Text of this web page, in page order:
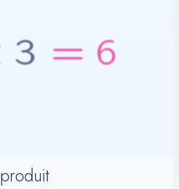
produit